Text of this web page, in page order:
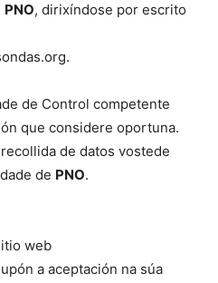
PNO, dirixíndose por escrito
de Control competente
que considere oportuna.
de datos vostede
de PNO.
web
a aceptación na súa